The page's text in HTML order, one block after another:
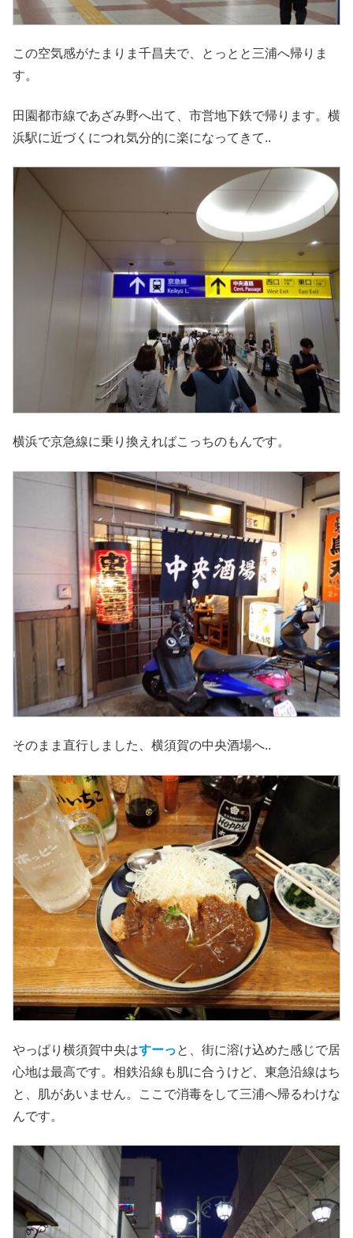
この空気感がたまりま千昌夫で、とっとと三浦へ帰りま
す。
田園都市線であざみ野へ出て、市営地下鉄で帰ります。横
浜駅に近づくにつれ気分的に楽になってきて..
横浜で京急線に乗り換えればこっちのもんです。
そのまま直行しました、横須賀の中央酒場へ..
やっぱり横須賀中央はすーっと、街に溶け込めた感じで居
心地は最高です。相鉄沿線も肌に合うけど、東急沿線はち
と、肌があいません。ここで消毒をして三浦へ帰るわけな
んです。